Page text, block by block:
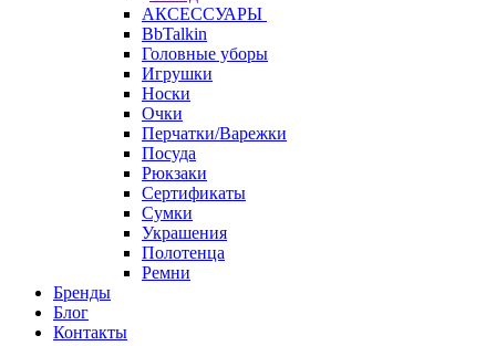
АКСЕССУАРЫ
BbTalkin
Головные уборы
Игрушки
Носки
Очки
Перчатки/Варежки
Посуда
Рюкзаки
Сертификаты
Сумки
Украшения
Полотенца
Ремни
Бренды
Блог
Контакты